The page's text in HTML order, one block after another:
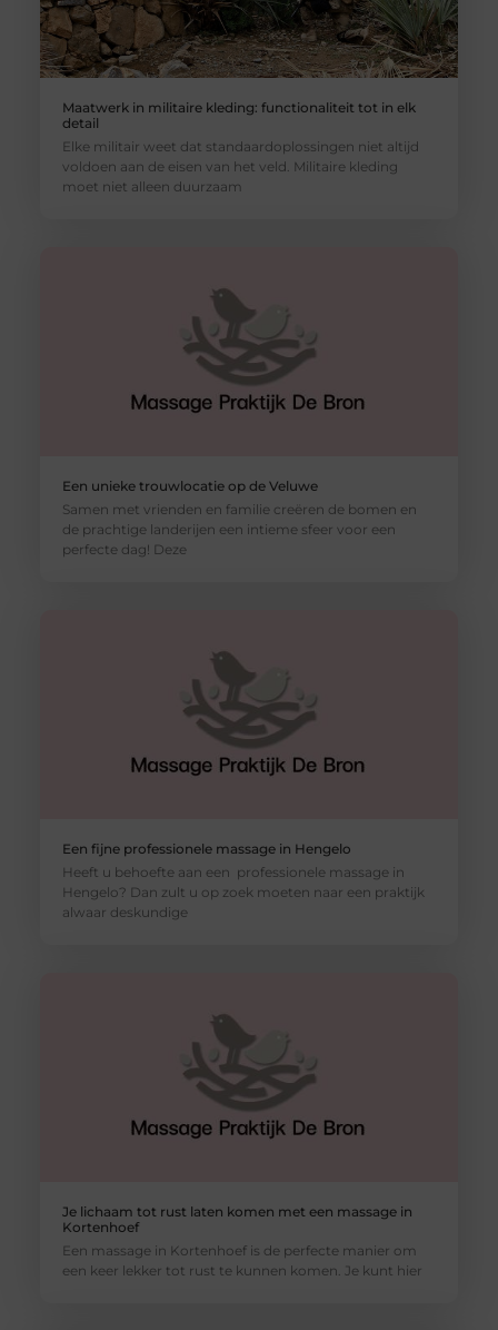
Maatwerk in militaire kleding: functionaliteit tot in elk
detail
Elke militair weet dat standaardoplossingen niet altijd
voldoen aan de eisen van het veld. Militaire kleding
moet niet alleen duurzaam
Een unieke trouwlocatie op de Veluwe
Samen met vrienden en familie creëren de bomen en
de prachtige landerijen een intieme sfeer voor een
perfecte dag! Deze
Een fijne professionele massage in Hengelo
Heeft u behoefte aan een professionele massage in
Hengelo? Dan zult u op zoek moeten naar een praktijk
alwaar deskundige
Je lichaam tot rust laten komen met een massage in
Kortenhoef
Een massage in Kortenhoef is de perfecte manier om
een keer lekker tot rust te kunnen komen. Je kunt hier